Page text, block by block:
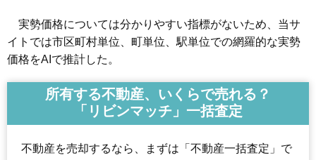
実勢価格については分かりやすい指標がないため、当サ
イトでは市区町村単位、町単位、駅単位での網羅的な実勢
価格をAIで推計した。
所有する不動産、いくらで売れる？
「リビンマッチ」一括査定
不動産を売却するなら、まずは「不動産一括査定」で